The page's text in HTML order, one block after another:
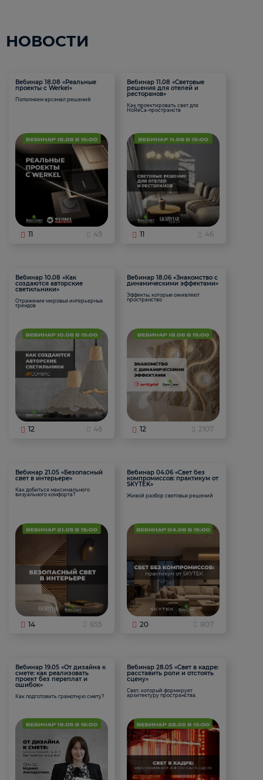
НОВОСТИ
Вебинар 18.08 «Реальные
проекты с Werkel»
Пополняем арсенал решений
11 49
Вебинар 11.08 «Световые
решения для отелей и
ресторанов»
Как проектировать свет для
HoReCa-пространств
11 46
Вебинар 10.08 «Как
создаются авторские
светильники»
Отражение мировых интерьерных
трендов
12 46
Вебинар 18.06 «Знакомство с
динамическими эффектами»
Эффекты, которые оживляют
пространство
12 2107
Вебинар 21.05 «Безопасный
свет в интерьере»
Как добиться максимального
визуального комфорта?
14 655
Вебинар 04.06 «Свет без
компромиссов: практикум от
SKYTEK»
Живой разбор световых решений
20 807
Вебинар 19.05 «От дизайна к
смете: как реализовать
проект без переплат и
ошибок»
Как подготовить грамотную смету?
Вебинар 28.05 «Свет в кадре:
расставить роли и отстоять
сцену»
Свет, который формирует
архитектуру пространства.